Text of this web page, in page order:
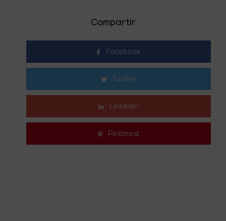
Compartir
Facebook
Twitter
Linkedin
Pinterest